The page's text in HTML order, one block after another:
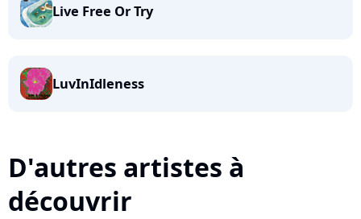
Live Free Or Try
LuvInIdleness
D'autres artistes à
découvrir